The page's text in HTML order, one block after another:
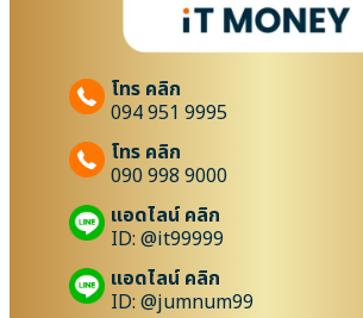
โทร คลิก
094 951 9995
โทร คลิก
090 998 9000
แอดไลน์ คลิก
ID: @it99999
แอดไลน์ คลิก
ID: @jumnum99